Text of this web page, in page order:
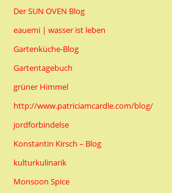
Der SUN OVEN Blog
eauemi | wasser ist leben
Gartenküche-Blog
Gartentagebuch
grüner Himmel
http://www.patriciamcardle.com/blog/
jordforbindelse
Konstantin Kirsch – Blog
kulturkulinarik
Monsoon Spice